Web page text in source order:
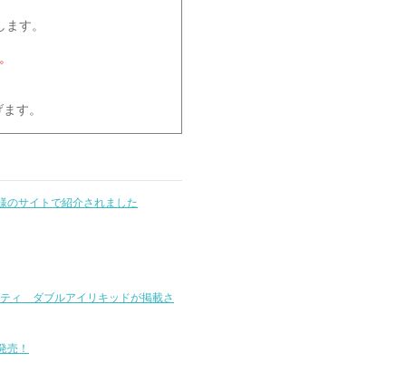
す。
す。
のサイトで紹介されました
ィ ダブルアイリキッドが掲載さ
売！